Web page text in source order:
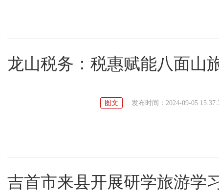
龙山税务：税惠赋能八面山
图文 发布时间：2024-09-05
吉首市来县开展研学旅游学